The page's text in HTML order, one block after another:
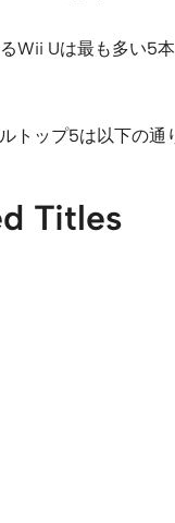
Wii Uは最も多い5
トップ5は以下の通
Titles